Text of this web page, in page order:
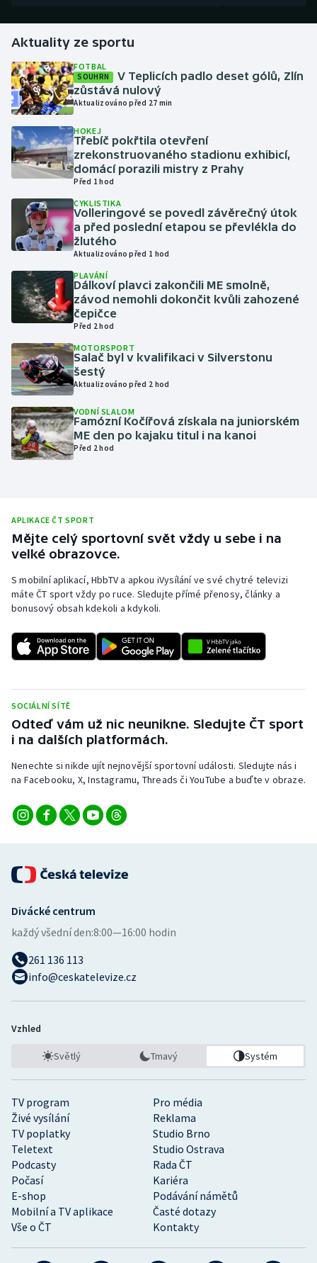
Gymnastika
Házená
Jezdectví
Judo
Krasobruslení
Lezení
Lyže a snowboard
Motorsport
Olympijské hry
Parasport
Plavání
Plážový volejbal
Rychlostní kanoistika
Sportovní střelba
Stolní tenis
Veslování
Vodní slalom
Volejbal
Ostatní
Aktuality ze sportu
FOTBAL
SOUHRN
V Teplicích padlo deset gólů, Zlín
zůstává nulový
Aktualizováno před 27 min
HOKEJ
Třebíč pokřtila otevření
zrekonstruovaného stadionu exhibicí,
domácí porazili mistry z Prahy
Před 1 hod
CYKLISTIKA
Volleringové se povedl závěrečný útok
a před poslední etapou se převlékla do
žlutého
Aktualizováno před 1 hod
PLAVÁNÍ
Dálkoví plavci zakončili ME smolně,
závod nemohli dokončit kvůli zahozené
čepičce
Před 2 hod
MOTORSPORT
Salač byl v kvalifikaci v Silverstonu
šestý
Aktualizováno před 2 hod
VODNÍ SLALOM
Famózní Kočířová získala na juniorském
ME den po kajaku titul i na kanoi
Před 2 hod
APLIKACE ČT SPORT
Mějte celý sportovní svět vždy u sebe i na
velké obrazovce.
S mobilní aplikací, HbbTV a apkou iVysílání ve své chytré televizi
máte ČT sport vždy po ruce. Sledujte přímé přenosy, články a
bonusový obsah kdekoli a kdykoli.
SOCIÁLNÍ SÍTĚ
Odteď vám už nic neunikne. Sledujte ČT sport
i na dalších platformách.
Nenechte si nikde ujít nejnovější sportovní události. Sledujte nás i
na Facebooku, X, Instagramu, Threads či YouTube a buďte v obraze.
TV program
Pro média
Živé vysílání
Reklama
TV poplatky
Studio Brno
Teletext
Studio Ostrava
Podcasty
Rada ČT
Počasí
Kariéra
E-shop
Podávání námětů
Mobilní a TV aplikace
Časté dotazy
Vše o ČT
Kontakty
Divácké centrum
každý všední den:8:00—16:00 hodin
261 136 113
info@ceskatelevize.cz
Vzhled
Světlý Tmavý Systém